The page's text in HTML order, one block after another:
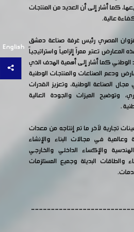
English
كما أشار إلى أن العديد من المنتجات
عالية.
المصري رئيس غرفة صناعة دمشق
تعتبر ممراً إلزامياً واستراتيجياً
الوطني كما أشار إلى أهمية الهدف الذي
ودعم الصناعات والمنتجات الوطنية
الصناعة الوطنية، وتعزيز القدرات
وتوضيح الميزات والجودة العالية
.
تجارية لآخر ما تم إنتاجه من معدات
في مجالات البناء والإنشاء
والإكساء الداخلي والخارجي
والطاقات البديلة وجميع المستلزمات